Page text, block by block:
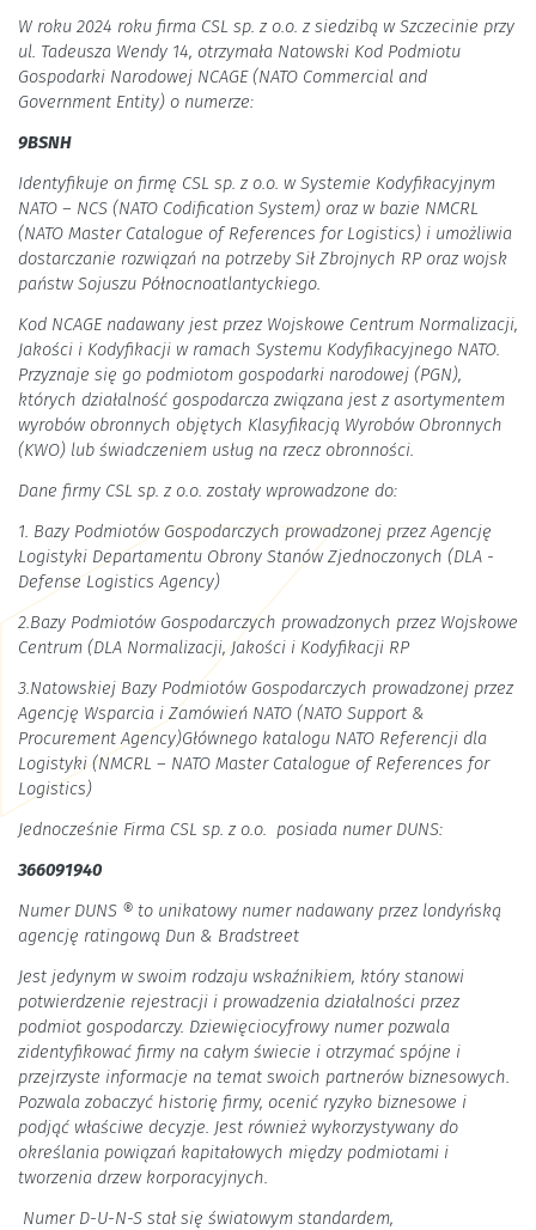
W roku 2024 roku firma CSL sp. z o.o. z siedzibą w Szczecinie przy
ul. Tadeusza Wendy 14, otrzymała Natowski Kod Podmiotu
Gospodarki Narodowej NCAGE (NATO Commercial and
Government Entity) o numerze:
9BSNH
Identyfikuje on firmę CSL sp. z o.o. w Systemie Kodyfikacyjnym
NATO – NCS (NATO Codification System) oraz w bazie NMCRL
(NATO Master Catalogue of References for Logistics) i umożliwia
dostarczanie rozwiązań na potrzeby Sił Zbrojnych RP oraz wojsk
państw Sojuszu Północnoatlantyckiego.
Kod NCAGE nadawany jest przez Wojskowe Centrum Normalizacji,
Jakości i Kodyfikacji w ramach Systemu Kodyfikacyjnego NATO.
Przyznaje się go podmiotom gospodarki narodowej (PGN),
których działalność gospodarcza związana jest z asortymentem
wyrobów obronnych objętych Klasyfikacją Wyrobów Obronnych
(KWO) lub świadczeniem usług na rzecz obronności.
Dane firmy CSL sp. z o.o. zostały wprowadzone do:
1. Bazy Podmiotów Gospodarczych prowadzonej przez Agencję
Logistyki Departamentu Obrony Stanów Zjednoczonych (DLA -
Defense Logistics Agency)
2.Bazy Podmiotów Gospodarczych prowadzonych przez Wojskowe
Centrum (DLA Normalizacji, Jakości i Kodyfikacji RP
3.Natowskiej Bazy Podmiotów Gospodarczych prowadzonej przez
Agencję Wsparcia i Zamówień NATO (NATO Support &
Procurement Agency)Głównego katalogu NATO Referencji dla
Logistyki (NMCRL – NATO Master Catalogue of References for
Logistics)
Jednocześnie Firma CSL sp. z o.o. posiada numer DUNS:
366091940
Numer DUNS ® to unikatowy numer nadawany przez londyńską
agencję ratingową Dun & Bradstreet
Jest jedynym w swoim rodzaju wskaźnikiem, który stanowi
potwierdzenie rejestracji i prowadzenia działalności przez
podmiot gospodarczy. Dziewięciocyfrowy numer pozwala
zidentyfikować firmy na całym świecie i otrzymać spójne i
przejrzyste informacje na temat swoich partnerów biznesowych.
Pozwala zobaczyć historię firmy, ocenić ryzyko biznesowe i
podjąć właściwe decyzje. Jest również wykorzystywany do
określania powiązań kapitałowych między podmiotami i
tworzenia drzew korporacyjnych.
Numer D-U-N-S stał się światowym standardem,